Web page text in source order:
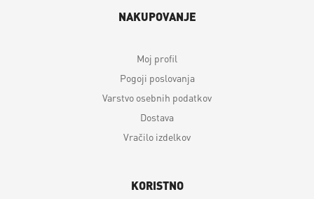
NAKUPOVANJE
Moj profil
Pogoji poslovanja
Varstvo osebnih podatkov
Dostava
Vračilo izdelkov
KORISTNO